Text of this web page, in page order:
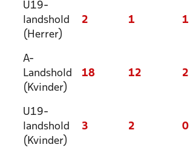
U19-
landshold
(Herrer)
2 1 1
A-
Landshold
(Kvinder)
18 12 2
U19-
landshold
(Kvinder)
3 2 0